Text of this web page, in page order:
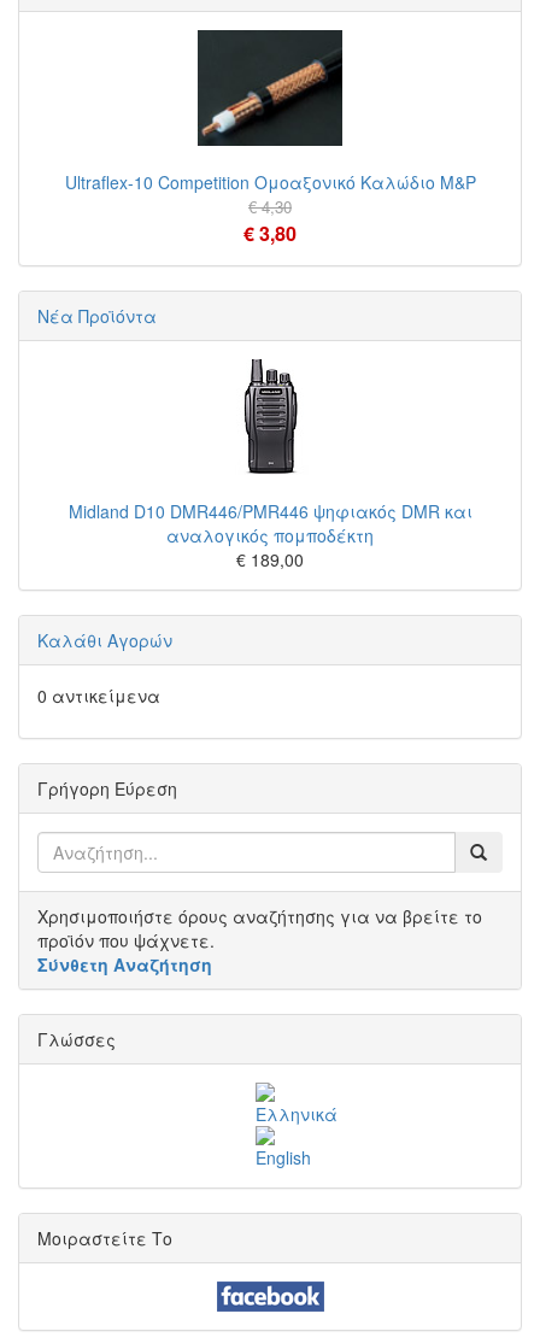
Ultraflex-10 Competition Ομοαξονικό Καλώδιο M&P
€ 4,30
€ 3,80
Νέα Προϊόντα
Midland D10 DMR446/PMR446 ψηφιακός DMR και
αναλογικός πομποδέκτη
€ 189,00
Καλάθι Αγορών
0 αντικείμενα
Γρήγορη Εύρεση
Χρησιμοποιήστε όρους αναζήτησης για να βρείτε το
προϊόν που ψάχνετε.
Σύνθετη Αναζήτηση
Γλώσσες
Μοιραστείτε Το